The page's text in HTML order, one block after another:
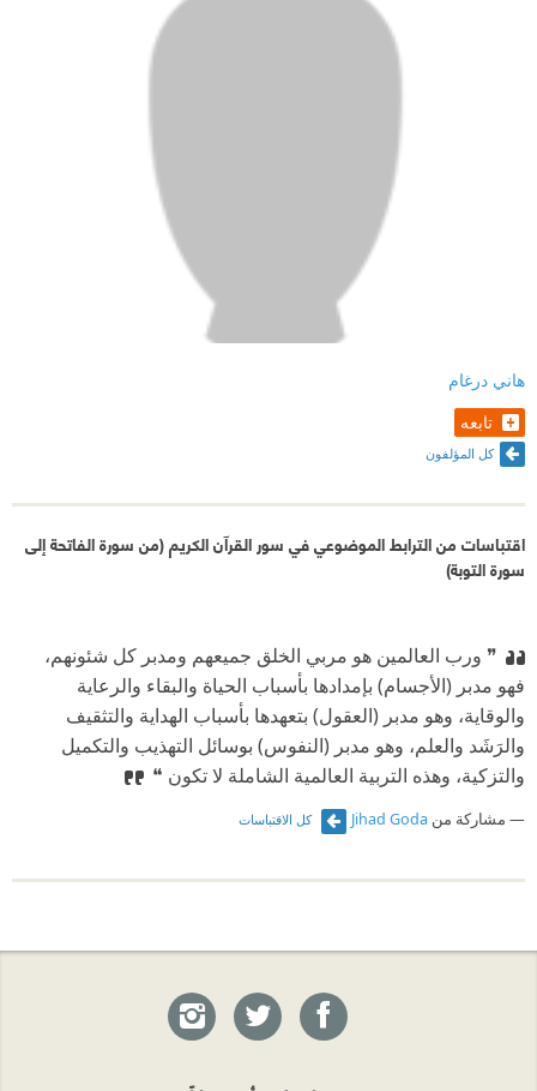
هاني درغام
تابعه
كل المؤلفون
اقتباسات من الترابط الموضوعي في سور القرآن الكريم (من سورة الفاتحة إلى
سورة التوبة)
❞ ورب العالمين هو مربي الخلق جميعهم ومدبر كل شئونهم،
فهو مدبر (الأجسام) بإمدادها بأسباب الحياة والبقاء والرعاية
والوقاية، وهو مدبر (العقول) بتعهدها بأسباب الهداية والتثقيف
والرَشَد والعلم، وهو مدبر (النفوس) بوسائل التهذيب والتكميل
والتزكية، وهذه التربية العالمية الشاملة لا تكون ❝
مشاركة من Jihad Goda كل الاقتباسات